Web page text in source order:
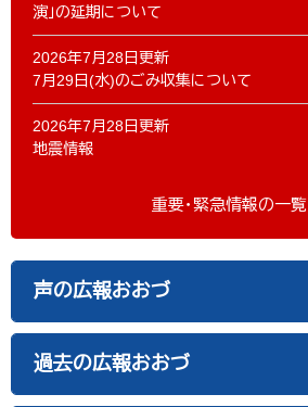
演」の延期について
2026年7月28日更新
7月29日(水)のごみ収集について
2026年7月28日更新
地震情報
重要・緊急情報の一覧
声の広報おおづ
過去の広報おおづ